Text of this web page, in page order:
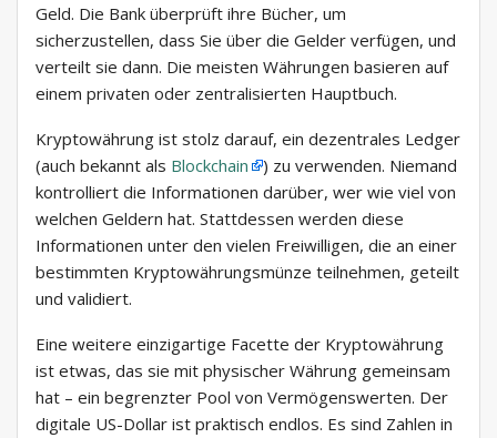
Geld. Die Bank überprüft ihre Bücher, um
sicherzustellen, dass Sie über die Gelder verfügen, und
verteilt sie dann. Die meisten Währungen basieren auf
einem privaten oder zentralisierten Hauptbuch.
Kryptowährung ist stolz darauf, ein dezentrales Ledger
(auch bekannt als Blockchain
) zu verwenden. Niemand
kontrolliert die Informationen darüber, wer wie viel von
welchen Geldern hat. Stattdessen werden diese
Informationen unter den vielen Freiwilligen, die an einer
bestimmten Kryptowährungsmünze teilnehmen, geteilt
und validiert.
Eine weitere einzigartige Facette der Kryptowährung
ist etwas, das sie mit physischer Währung gemeinsam
hat – ein begrenzter Pool von Vermögenswerten. Der
digitale US-Dollar ist praktisch endlos. Es sind Zahlen in